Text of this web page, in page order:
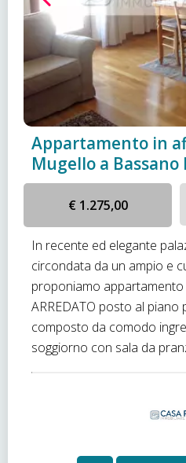
Appartamento in
Mugello a Bassano
€ 1.275,00
In recente ed elegante
circondata da un ampio e
proponiamo appartamento
ARREDATO posto al piano
composto da comodo
soggiorno con sala da